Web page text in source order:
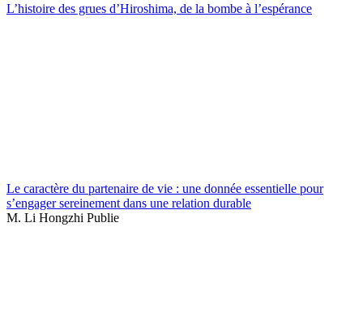
L’histoire des grues d’Hiroshima, de la bombe à l’espérance
Le caractère du partenaire de vie : une donnée essentielle pour
s’engager sereinement dans une relation durable
M. Li Hongzhi Publie